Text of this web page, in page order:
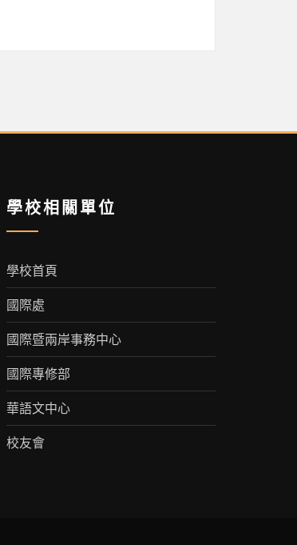
學校相關單位
學校首頁
國際處
國際暨兩岸事務中心
國際專修部
華語文中心
校友會